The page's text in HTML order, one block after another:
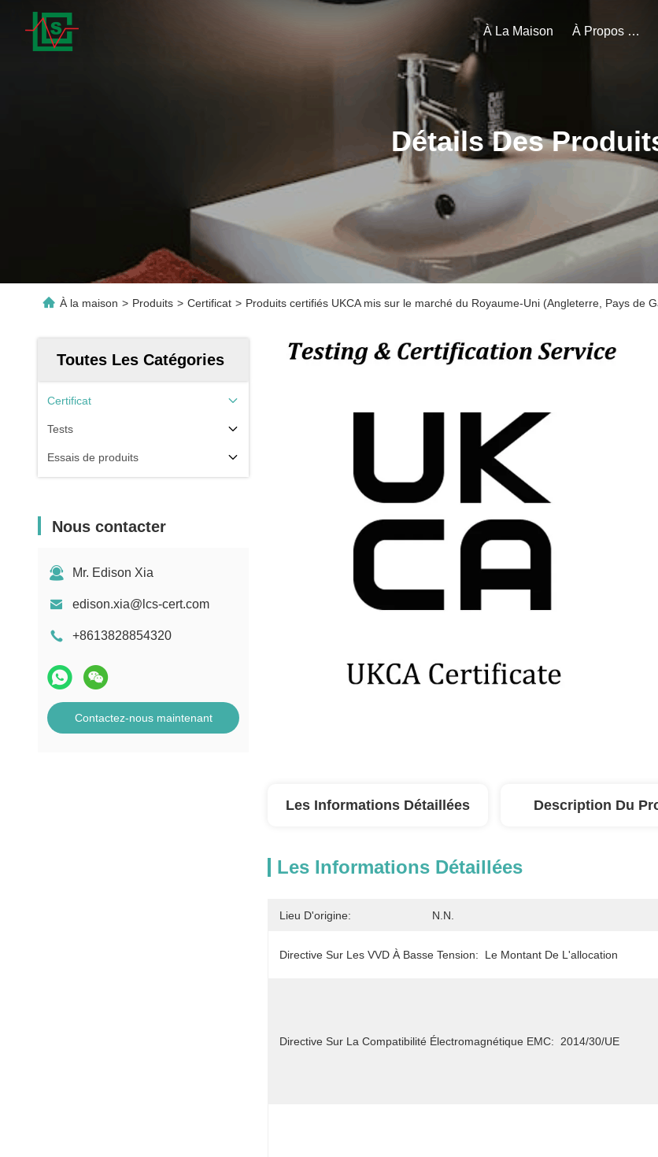
À La Maison À Propos De Nous
Détails Des
À la maison > Produits > Certificat > Produits certifiés UKCA mis sur le marché du Royaume-Uni (Angleterre, Pays de
Toutes Les Catégories
Certificat
Tests
Essais de produits
Nous contacter
Mr. Edison Xia
edison.xia@lcs-cert.com
+8613828854320
Contactez-nous maintenant
Les Informations Détaillées Description Du
Les Informations Détaillées
Lieu D'origine: N.N.
Directive Sur Les VVD À Basse Tension: Le Montant De L'allocation
Directive Sur La Compatibilité Électromagnétique EMC: 2014/30/UE